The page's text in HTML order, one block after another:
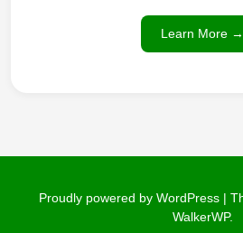
Learn More →
Proudly powered by WordPress |
WalkerWP.